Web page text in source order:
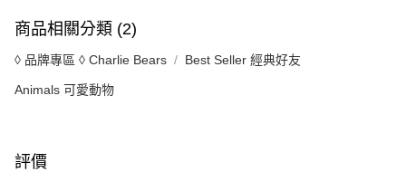
商品相關分類 (2)
◊ 品牌專區 ◊ Charlie Bears Best Seller 經典好友
Animals 可愛動物
評價